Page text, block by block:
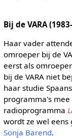
Bij de VARA
Haar vader
omroeper bij de
eerst als
bij de VARA niet
haar studie
programma's
radioprogramma
wordt ze wel
Sonja Barend.